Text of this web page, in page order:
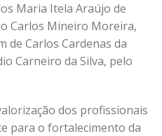
Maria Itela Araújo de
Carlos Mineiro Moreira,
de Carlos Cardenas da
Carneiro da Silva, pelo
dos profissionais
para o fortalecimento da